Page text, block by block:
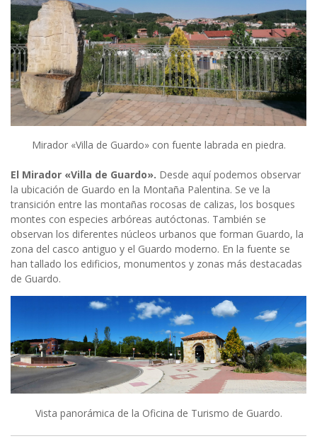
Mirador «Villa de Guardo» con fuente labrada en piedra.
El Mirador «Villa de Guardo». Desde aquí podemos observar
la ubicación de Guardo en la Montaña Palentina. Se ve la
transición entre las montañas rocosas de calizas, los bosques
montes con especies arbóreas autóctonas. También se
observan los diferentes núcleos urbanos que forman Guardo, la
zona del casco antiguo y el Guardo moderno. En la fuente se
han tallado los edificios, monumentos y zonas más destacadas
de Guardo.
Vista panorámica de la Oficina de Turismo de Guardo.